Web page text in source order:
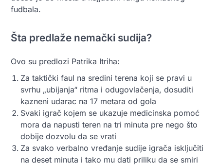
fudbala.
Šta predlaže nemački sudija?
Ovo su predlozi Patrika Itriha:
Za taktički faul na sredini terena koji se pravi u
svrhu „ubijanja“ ritma i odugovlačenja, dosuditi
kazneni udarac na 17 metara od gola
Svaki igrač kojem se ukazuje medicinska pomoć
mora da napusti teren na tri minuta pre nego što
dobije dozvolu da se vrati
Za svako verbalno vređanje sudije igrača isključiti
na deset minuta i tako mu dati priliku da se smiri